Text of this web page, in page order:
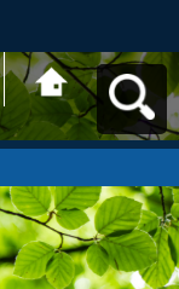
半田市子育て応
援サイト はんだ
っこネットへ戻